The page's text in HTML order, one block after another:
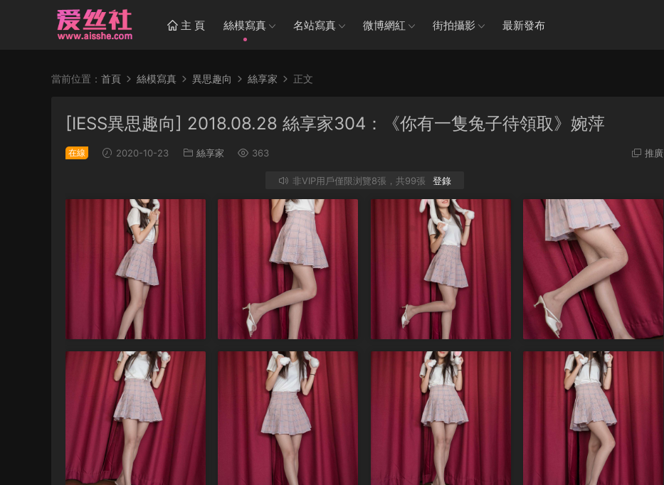
主 頁 絲模寫真 名站寫真 微博網紅 街拍攝影 最新發布
當前位置： 首頁 絲模寫真 異思趣向 絲享家 正文
[IESS異思趣向] 2018.08.28 絲享家304：《你有一隻兔子待領取》婉萍
在線 2020-10-23 絲享家 363 推廣
非VIP用戶僅限浏覽8張，共99張 登錄